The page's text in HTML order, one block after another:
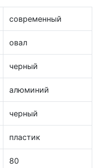
современный
овал
черный
алюминий
черный
пластик
80